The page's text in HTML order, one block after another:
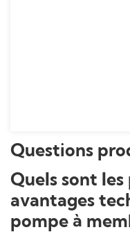
Questions
Quels sont
avantages
pompe à